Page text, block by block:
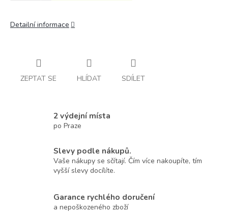
Detailní informace
ZEPTAT SE HLÍDAT SDÍLET
2 výdejní místa
po Praze
Slevy podle nákupů.
Vaše nákupy se sčítají. Čím více nakoupíte, tím
vyšší slevy docílíte.
Garance rychlého doručení
a nepoškozeného zboží